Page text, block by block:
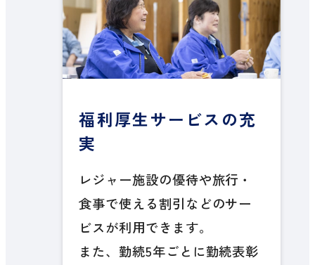
福利厚生サービスの充
実
レジャー施設の優待や旅行・
食事で使える割引などのサー
ビスが利用できます。
また、勤続5年ごとに勤続表彰